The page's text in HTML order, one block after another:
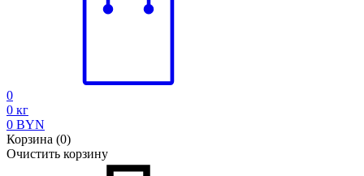
0
0 кг
0 BYN
Корзина (0)
Очистить корзину